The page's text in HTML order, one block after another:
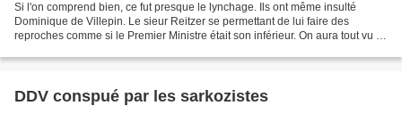
Si l'on comprend bien, ce fut presque le lynchage. Ils ont même insulté
Dominique de Villepin. Le sieur Reitzer se permettant de lui faire des
reproches comme si le Premier Ministre était son inférieur. On aura tout vu !
DDV conspué par les sarkozistes